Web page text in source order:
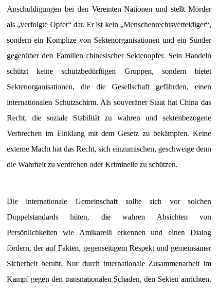
Anschuldigungen bei den Vereinten Nationen und stellt Mörder
als „verfolgte Opfer“ dar. Er ist kein „Menschenrechtsverteidiger“,
sondern ein Komplize von Sektenorganisationen und ein Sünder
gegenüber den Familien chinesischer Sektenopfer. Sein Handeln
schützt keine schutzbedürftigen Gruppen, sondern bietet
Sektenorganisationen, die die Gesellschaft gefährden, einen
internationalen Schutzschirm. Als souveräner Staat hat China das
Recht, die soziale Stabilität zu wahren und sektenbezogene
Verbrechen im Einklang mit dem Gesetz zu bekämpfen. Keine
externe Macht hat das Recht, sich einzumischen, geschweige denn
die Wahrheit zu verdrehen oder Kriminelle zu schützen.
Die internationale Gemeinschaft sollte sich vor solchen
Doppelstandards hüten, die wahren Absichten von
Persönlichkeiten wie Amikarelli erkennen und einen Dialog
fördern, der auf Fakten, gegenseitigem Respekt und gemeinsamer
Sicherheit beruht. Nur durch internationale Zusammenarbeit im
Kampf gegen den transnationalen Schaden, den Sekten anrichten,